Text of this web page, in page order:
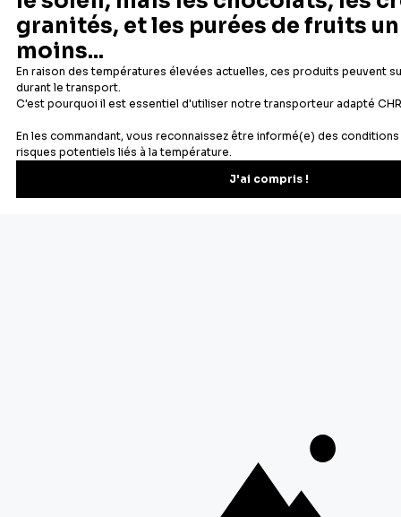
Newsletter
Recevez les recettes, astuces et offres spéciales.
Vous pourrez vous désinscrire depuis votre espace client.